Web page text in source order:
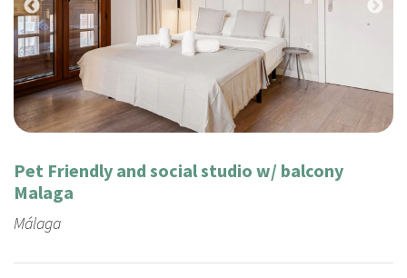
Previous
Pet Friendly and social studio w/ balcony
Malaga
Málaga